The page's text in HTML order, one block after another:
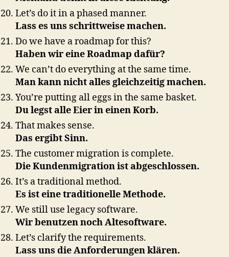
Let’s do it in a phased manner.
Lass es uns schrittweise machen.
Do we have a roadmap for this?
Haben wir eine Roadmap dafür?
We can’t do everything at the same time.
Man kann nicht alles gleichzeitig machen.
You’re putting all eggs in the same basket.
Du legst alle Eier in einen Korb.
That makes sense.
Das ergibt Sinn.
The customer migration is complete.
Die Kundenmigration ist abgeschlossen.
It’s a traditional method.
Es ist eine traditionelle Methode.
We still use legacy software.
Wir benutzen noch Altesoftware.
Let’s clarify the requirements.
Lass uns die Anforderungen klären.